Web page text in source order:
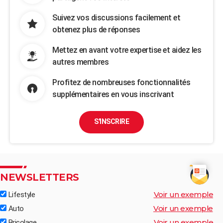
Suivez vos discussions facilement et
obtenez plus de réponses
Mettez en avant votre expertise et aidez les
autres membres
Profitez de nombreuses fonctionnalités
supplémentaires en vous inscrivant
S'INSCRIRE
NEWSLETTERS
Lifestyle Voir un exemple
Auto Voir un exemple